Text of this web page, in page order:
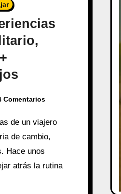
Comentarios
de un viajero
de cambio,
Hace unos
atrás la rutina